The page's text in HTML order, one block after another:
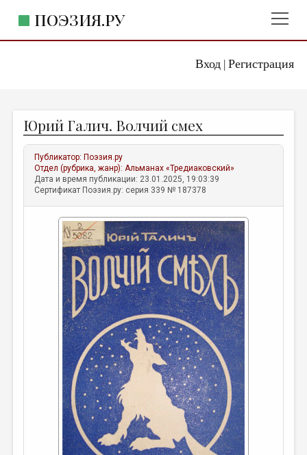
Вход| Регистрация
ПОЭЗИЯ.РУ
ЖАНРЫ
АВТОРЫ
КОММЕНТАРИИ
ЛИТСАЛОН
ПРАВИЛА САЙТА
ОТДЕЛЫ И РУБРИКИ
ИЗБРАННОЕ
ДАЙДЖЕСТ
ПРОИЗВЕДЕНИЯ
ПЕРЕВОДЫ
КОНКУРСЫ
ДЕТСКАЯ КОМНАТА
КНИЖНАЯ ПОЛКА
Юрий Галич. Волчий смех
Публикатор: Поэзия.ру
Отдел (рубрика, жанр):Альманах «Тредиаковский»
Дата и время публикации: 23.01.2025, 19:03:39
Сертификат Поэзия.ру: серия 339 № 187378